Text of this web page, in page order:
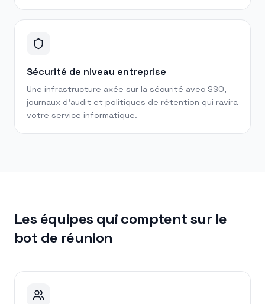
Sécurité de niveau entreprise
Une infrastructure axée sur la sécurité avec SSO,
journaux d'audit et politiques de rétention qui ravira
votre service informatique.
Les équipes qui comptent sur le
bot de réunion